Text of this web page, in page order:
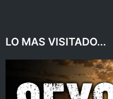
LO MAS VISITADO...